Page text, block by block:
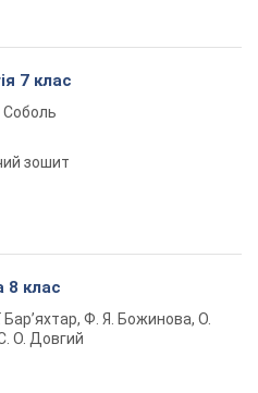
7 клас
Соболь
зошит
8 клас
Бар’яхтар, Ф. Я. Божинова, О.
О. Довгий